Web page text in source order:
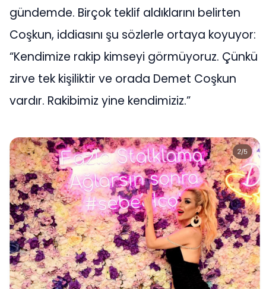
gündemde. Birçok teklif aldıklarını belirten
Coşkun, iddiasını şu sözlerle ortaya koyuyor:
“Kendimize rakip kimseyi görmüyoruz. Çünkü
zirve tek kişiliktir ve orada Demet Coşkun
vardır. Rakibimiz yine kendimiziz.”